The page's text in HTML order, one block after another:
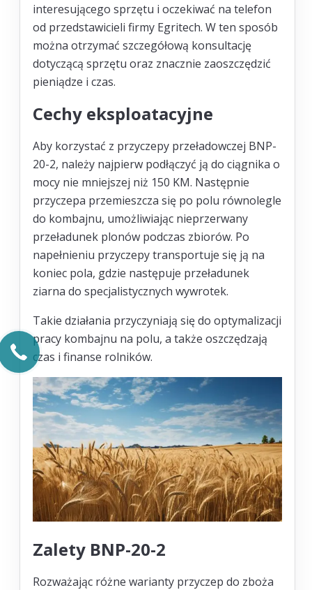
interesującego sprzętu i oczekiwać na telefon
od przedstawicieli firmy Egritech. W ten sposób
można otrzymać szczegółową konsultację
dotyczącą sprzętu oraz znacznie zaoszczędzić
pieniądze i czas.
Cechy eksploatacyjne
Aby korzystać z przyczepy przeładowczej BNP-
20-2, należy najpierw podłączyć ją do ciągnika o
mocy nie mniejszej niż 150 KM. Następnie
przyczepa przemieszcza się po polu równolegle
do kombajnu, umożliwiając nieprzerwany
przeładunek plonów podczas zbiorów. Po
napełnieniu przyczepy transportuje się ją na
koniec pola, gdzie następuje przeładunek
ziarna do specjalistycznych wywrotek.
Takie działania przyczyniają się do optymalizacji
pracy kombajnu na polu, a także oszczędzają
czas i finanse rolników.
Zalety BNP-20-2
Rozważając różne warianty przyczep do zboża